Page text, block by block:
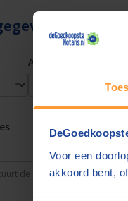
Voor een
akkoord bent,
Achternaam
de offerte aan dit e-